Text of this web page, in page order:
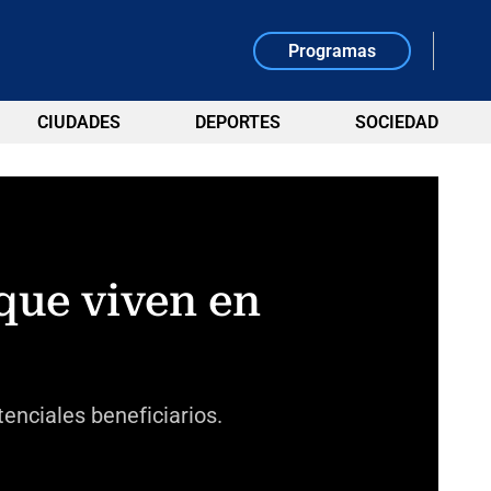
Programas
CIUDADES DEPORTES SOCIEDAD
viven en
beneficiarios.